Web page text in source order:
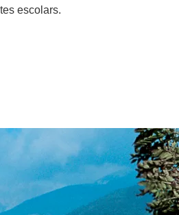
escolars.